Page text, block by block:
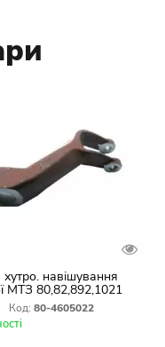
навішування
МТЗ 80,82,892,1021
посилений
Код: 80-4605022